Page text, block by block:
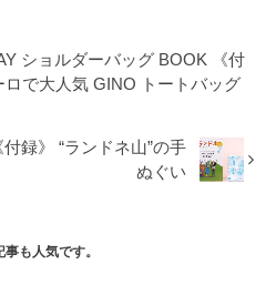
ショルダーバッグ BOOK 《付
ロで大人気 GINO トートバッグ
録》 “ランドネ山”の手
ぬぐい
も人気です。